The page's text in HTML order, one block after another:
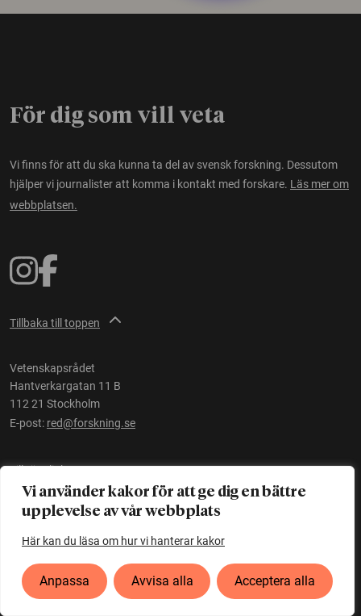
Vi använder kakor för att ge dig en bättre
upplevelse av vår webbplats
Här kan du läsa om hur vi hanterar kakor
Anpassa Avvisa alla Acceptera alla
För dig som vill veta
Vi finns för att du ska kunna ta del av svensk forskning. Dessutom
hjälper vi journalister att komma i kontakt med forskare. Läs mer om
webbplatsen.
Tillbaka till toppen
Vetenskapsrådet
Hantverkargatan 11 B
112 21 Stockholm
E-post: red@forskning.se
Tillgänglighet
Ett initiativ avVetenskapsrådet